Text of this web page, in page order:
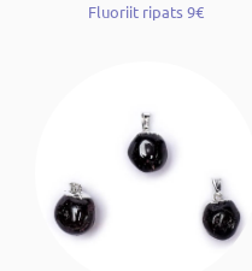
Fluoriit ripats 9€